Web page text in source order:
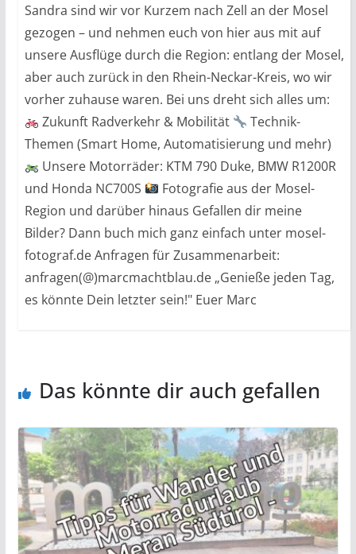
Sandra sind wir vor Kurzem nach Zell an der Mosel
gezogen – und nehmen euch von hier aus mit auf
unsere Ausflüge durch die Region: entlang der Mosel,
aber auch zurück in den Rhein-Neckar-Kreis, wo wir
vorher zuhause waren. Bei uns dreht sich alles um:
Zukunft Radverkehr & Mobilität
Technik-
Themen (Smart Home, Automatisierung und mehr)
Unsere Motorräder: KTM 790 Duke, BMW R1200R
und Honda NC700S
Fotografie aus der Mosel-
Region und darüber hinaus Gefallen dir meine
Bilder? Dann buch mich ganz einfach unter mosel-
fotograf.de Anfragen für Zusammenarbeit:
anfragen(@)marcmachtblau.de „Genieße jeden Tag,
es könnte Dein letzter sein!" Euer Marc
Das könnte dir auch gefallen